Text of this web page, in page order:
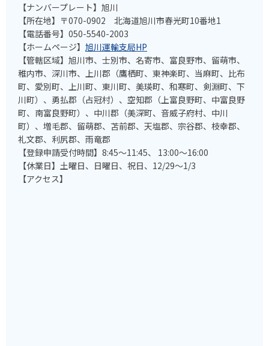
【ナンバープレート】旭川
【所在地】〒070-0902 北海道旭川市春光町10番地1
【電話番号】050-5540-2003
【ホームページ】 旭川運輸支局HP
【管轄区域】旭川市、士別市、名寄市、富良野市、留萌市、
稚内市、深川市、上川郡（鷹栖町、東神楽町、当麻町、比布
町、愛別町、上川町、東川町、美瑛町、和寒町、剣淵町、下
川町）、勇払郡（占冠村）、空知郡（上富良野町、中富良野
町、南富良野町）、中川郡（美深町、音威子府村、中川
町）、増毛郡、留萌郡、苫前郡、天塩郡、宗谷郡、枝幸郡、
礼文郡、利尻郡、雨竜郡
【登録申請受付時間】8:45～11:45、 13:00～16:00
【休業日】土曜日、日曜日、祝日、12/29～1/3
【アクセス】